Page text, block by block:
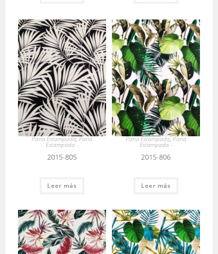
Pana Estampada,Pana
Estampada -
2015-805
Leer más
Pana Estampada,Pana
Estampada -
2015-806
Leer más